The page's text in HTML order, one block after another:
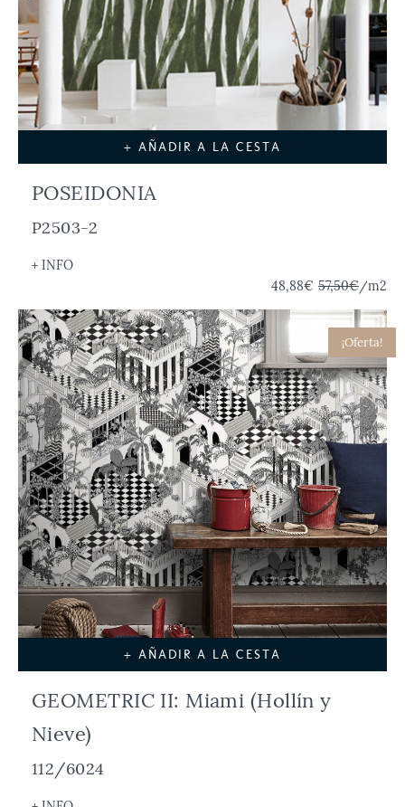
+ AÑADIR A LA CESTA
POSEIDONIA
P2503-2
+ INFO
48,88€ 57,50€/m2
¡Oferta!
+ AÑADIR A LA CESTA
GEOMETRIC II: Miami (Hollín y
Nieve)
112/6024